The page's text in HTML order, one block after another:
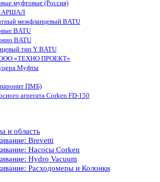
муфтовые (Россия)
межфланцевый BATU
BATU
BATU
тип Y BATU
ООО «ТЕХНО ПРОЕКТ»
Муфты
ПМБ)
агрегата Corken FD-150
и область
Brevetti
Насосы Corken
Hydro Vacuum
Расходомеры и Колонки